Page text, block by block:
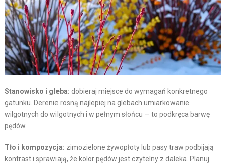
Stanowisko i gleba: dobieraj miejsce do wymagań konkretnego
gatunku. Derenie rosną najlepiej na glebach umiarkowanie
wilgotnych do wilgotnych i w pełnym słońcu — to podkręca barwę
pędów.
Tło i kompozycja: zimozielone żywopłoty lub pasy traw podbijają
kontrast i sprawiają, że kolor pędów jest czytelny z daleka. Planuj